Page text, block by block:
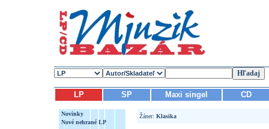
LP SP Maxi singel CD
Novinky
Nové nehrané LP
Žáner: Klasika